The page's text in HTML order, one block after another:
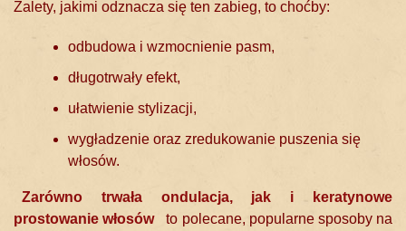
Zalety, jakimi odznacza się ten zabieg, to choćby:
odbudowa i wzmocnienie pasm,
długotrwały efekt,
ułatwienie stylizacji,
wygładzenie oraz zredukowanie puszenia się
włosów.
Zarówno trwała ondulacja, jak i
keratynowe
prostowanie włosów
to polecane, popularne sposoby na